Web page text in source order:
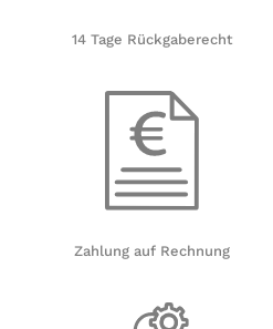
14 Tage Rückgaberecht
Zahlung auf Rechnung